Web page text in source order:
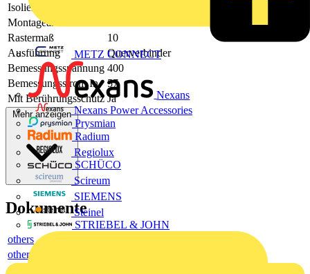
METZ CONNECT
Nexans
Nexans Power Accessories
Prysmian
Radium
Regiolux
SCHÜCO
Scireum
SIEMENS
Steinel
STRIEBEL & JOHN
Isoliert
Montageart
Rastermaß
10
Ausführung
Querverbinder
Bemessungsspannung 400
Bemessungsstrom In
57
Mit Berührungsschutz Ja
Mehr anzeigen
Dokumente
others
others